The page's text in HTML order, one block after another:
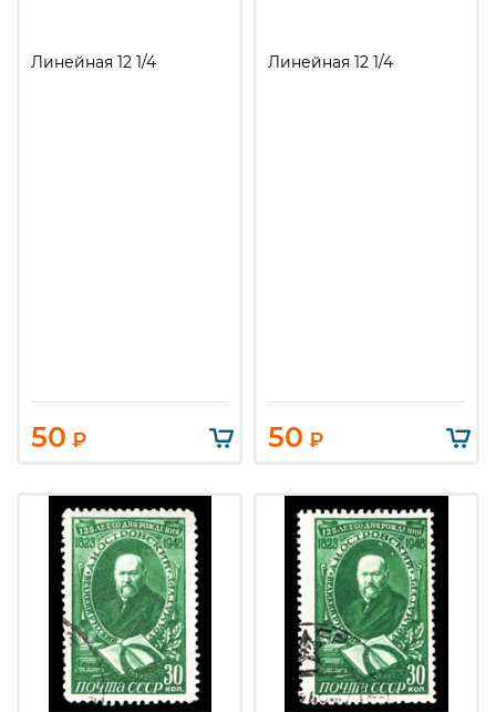
Линейная 12 1/4
50 ₽
Линейная 12 1/4
50 ₽